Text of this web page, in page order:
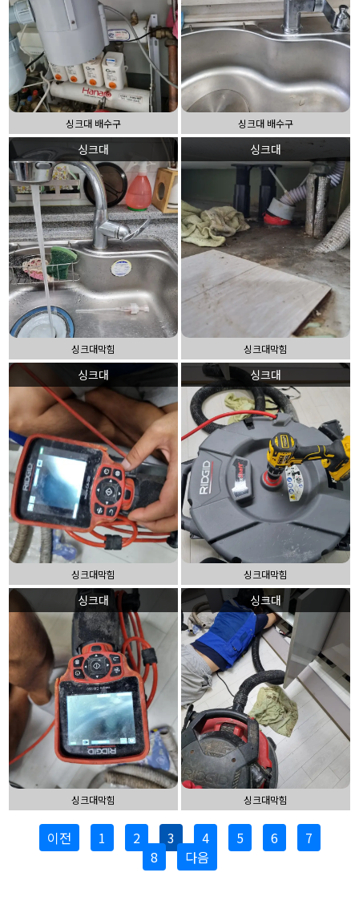
싱크대 배수구 싱크대 배수구
싱크대
싱크대막힘
싱크대
싱크대막힘
싱크대
싱크대막힘
싱크대
싱크대막힘
싱크대
싱크대막힘
싱크대
싱크대막힘
이전 1 2 3 4 5 6
7
8
다음